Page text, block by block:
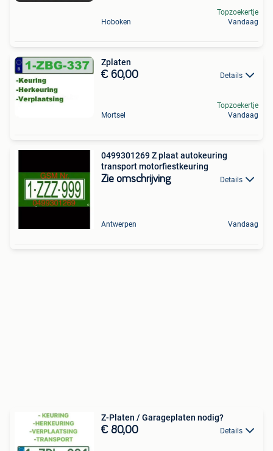
Hoboken
Topzoekertje
Vandaag
Zplaten
€ 60,00 Details
Mortsel
Topzoekertje
Vandaag
0499301269 Z plaat autokeuring
transport motorfiestkeuring
Zie omschrijving Details
Antwerpen Vandaag
Z-Platen / Garageplaten nodig?
€ 80,00 Details